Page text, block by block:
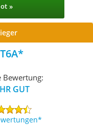
»
Bewertung:
GUT